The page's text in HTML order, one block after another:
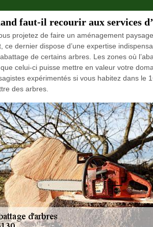
faut-il recourir aux services
projetez de faire un aménagement
ce dernier dispose d’une expertise
de certains arbres. Les zones où
celui-ci puisse mettre en valeur votre
expérimentés si vous habitez dans le
des arbres.